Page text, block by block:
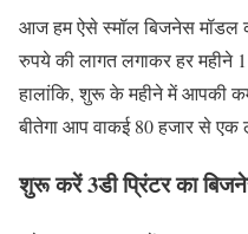
आज हम ऐसे स्मॉल बिजनेस मॉडल
रुपये की लागत लगाकर हर
हालांकि, शुरू के महीने में आपकी
बीतेगा आप वाकई 80 हजार से
शुरू करें3डी प्रिंटर का